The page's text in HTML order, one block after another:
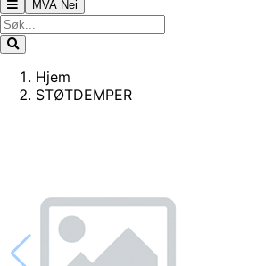
MVA Nei
Hjem
STØTDEMPER